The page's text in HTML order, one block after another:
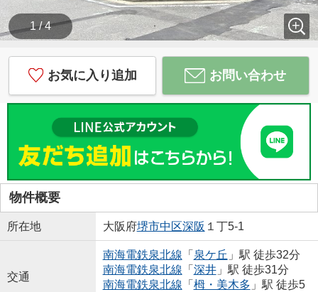
1 / 4
お気に入り追加 お問い合わせ
物件概要
所在地 大阪府堺市中区深阪 １丁5-1
交通
南海電鉄泉北線 「 泉ケ丘 」駅 徒歩32分
南海電鉄泉北線 「 深井」駅 徒歩31分
南海電鉄泉北線 「 栂・美木多 」駅 徒歩5